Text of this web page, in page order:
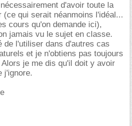
d'avoir toute la
(ce qui serait néanmoins l'idéal...
cours qu'on demande ici),
jamais vu le sujet en classe.
de l'utiliser dans d'autres cas
et je n'obtiens pas toujours
je me dis qu'il doit y avoir
j'ignore.